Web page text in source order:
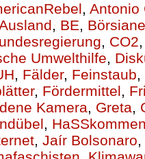
, Antonio
, BE,
, CO2
Umwelthilfe,
, Fälder, Feinstaub,
, Fördermittel,
Kamera, Greta,
,
, Jaír Bolsonaro,